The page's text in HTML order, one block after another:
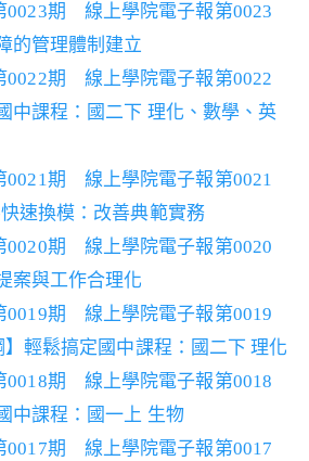
0023期 線上學院電子報第0023
管理體制建立
0022期 線上學院電子報第0022
課程：國二下 理化、數學、英
0021期 線上學院電子報第0021
速換模：改善典範實務
0020期 線上學院電子報第0020
與工作合理化
0019期 線上學院電子報第0019
輕鬆搞定國中課程：國二下 理化
0018期 線上學院電子報第0018
課程：國一上 生物
0017期 線上學院電子報第0017